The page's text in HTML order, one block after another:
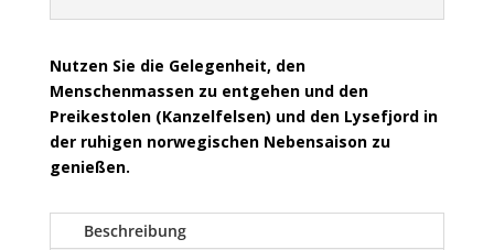
Nutzen Sie die Gelegenheit, den
Menschenmassen zu entgehen und den
Preikestolen (Kanzelfelsen) und den Lysefjord in
der ruhigen norwegischen Nebensaison zu
genießen.
Beschreibung